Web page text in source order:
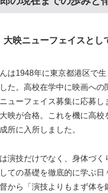
大映ニューフェイスとし
は1948年に東京都港区で
た。高校在学中に映画への
ューフェイス募集に応募し
映が合格。これを機に高校
所に入所しました。
演技だけでなく、身体づく
ての基礎を徹底的に学ぶ日
から「演技よりもまず体を